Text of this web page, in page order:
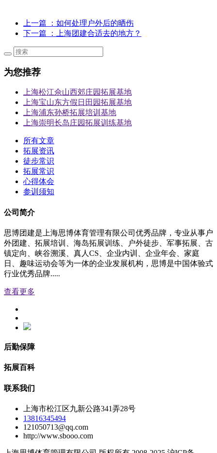
上一篇
：如何处理户外后的晒伤
下一篇
：上海团建合适去的地方？
为您推荐
上海松江佘山西郊庄园拓展基地
上海宝山东方假日田园拓展基地
上海浦东孙桥拓展培训基地
上海崇明长岛庄园拓展训练基地
所有文章
拓展资讯
徒步常识
拓展常识
心得体会
参训须知
公司简介
思博团建是上海思博体育管理有限公司优秀品牌，专业从事户
外团建、拓展培训、海岛拓展训练、户外徒步、军事拓展、古
镇定向、峡谷溯溪、真人CS、企业内训、企业年会、家庭
日、趣味运动会等为一体的企业发展机构，思博是中国体验式
行业优秀品牌.....
查看更多
后勤保障
拓展百科
联系我们
上海市松江区九新公路341弄28号
13816345494
121050713@qq.com
http://www.sbooo.com